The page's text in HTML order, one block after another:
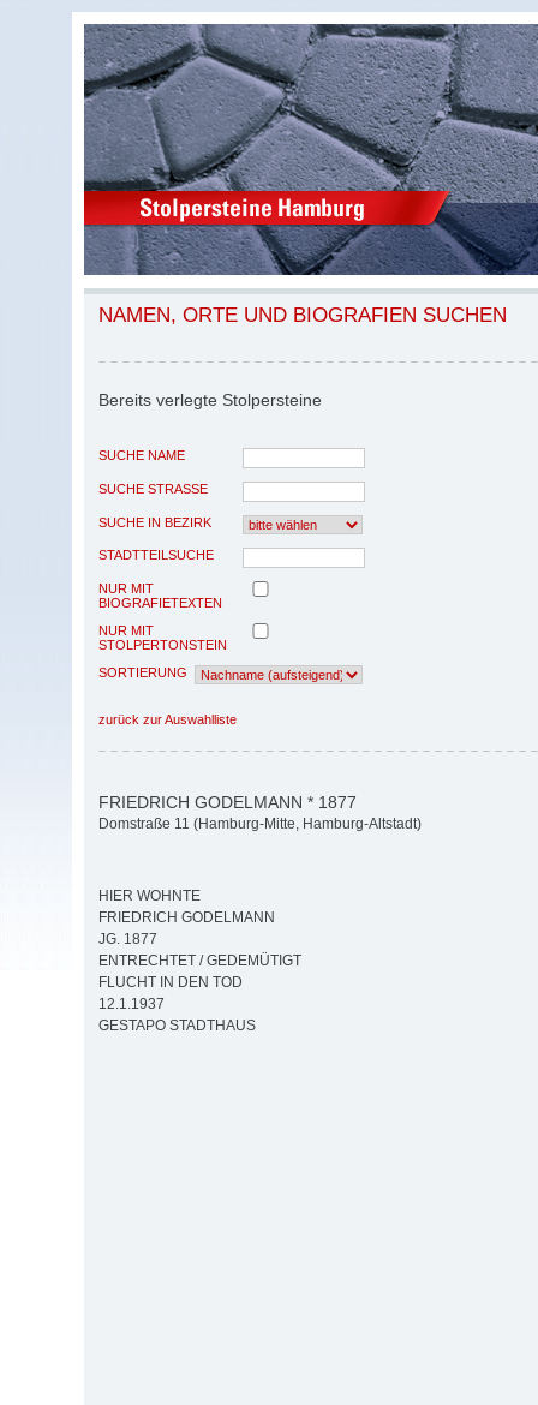
NAMEN, ORTE UND BIOGRAFIEN SUCHEN
Bereits verlegte Stolpersteine
SUCHE NAME
SUCHE STRASSE
SUCHE IN BEZIRK
STADTTEILSUCHE
NUR MIT
BIOGRAFIETEXTEN
NUR MIT
STOLPERTONSTEIN
SORTIERUNG
zurück zur Auswahlliste
FRIEDRICH GODELMANN * 1877
Domstraße 11 (Hamburg-Mitte, Hamburg-Altstadt)
HIER WOHNTE
FRIEDRICH GODELMANN
JG. 1877
ENTRECHTET / GEDEMÜTIGT
FLUCHT IN DEN TOD
12.1.1937
GESTAPO STADTHAUS